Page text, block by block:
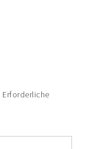
Erforderliche